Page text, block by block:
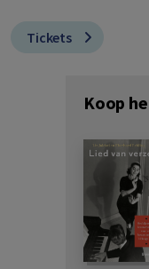
Tickets
Koop